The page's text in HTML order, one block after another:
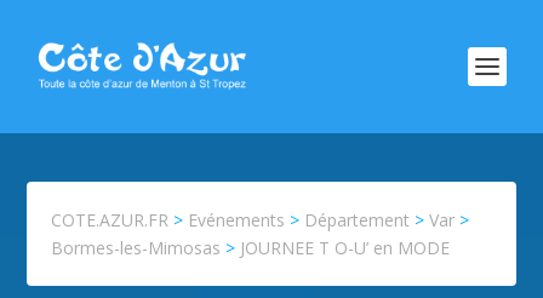
COTE.AZUR.FR > Evénements > Département >Var >
Bormes-les-Mimosas > JOURNEE T O-U’ en MODE